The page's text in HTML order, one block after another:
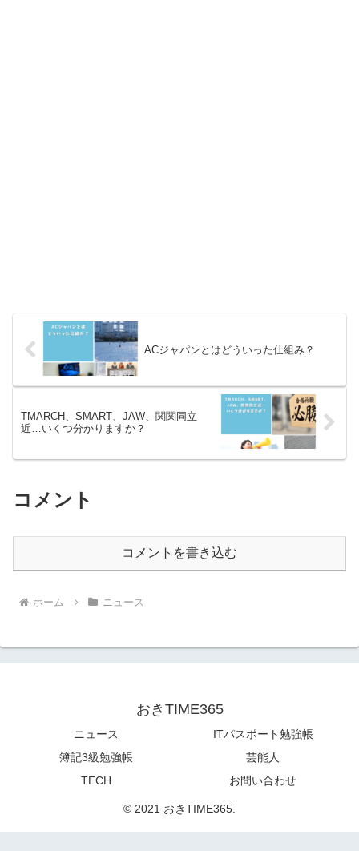
ACジャパンとはどういった仕組み？
TMARCH、SMART、JAW、関関同立
近…いくつ分かりますか？
コメント
コメントを書き込む
ホーム ニュース
おきTIME365
ニュース
ITパスポート勉強帳
簿記3級勉強帳
芸能人
TECH
お問い合わせ
© 2021 おきTIME365.